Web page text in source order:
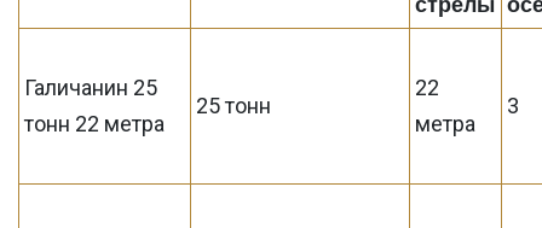
Галичанин 25
тонн 22 метра
25 тонн
22
метра
3